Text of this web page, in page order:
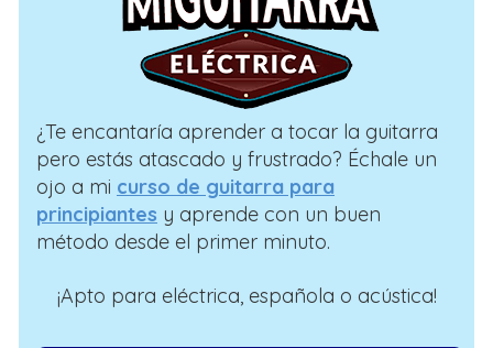
¿Te encantaría aprender a tocar la guitarra
pero estás atascado y frustrado? Échale un
ojo a mi curso de guitarra para
principiantes y aprende con un buen
método desde el primer minuto.
¡Apto para eléctrica, española o acústica!